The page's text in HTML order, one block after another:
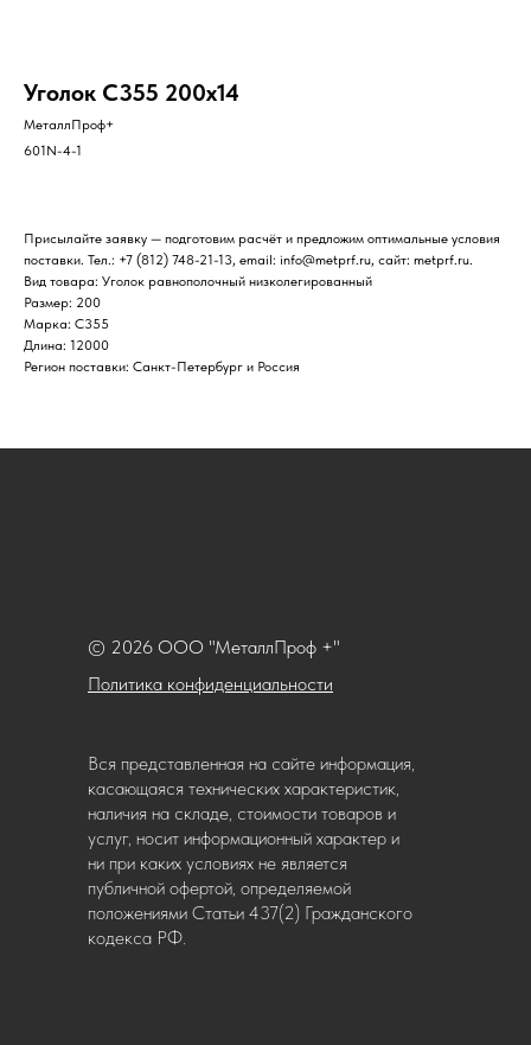
Уголок С355 200х14
МеталлПроф+
601N-4-1
Присылайте заявку — подготовим расчёт и предложим оптимальные условия
поставки. Тел.: +7 (812) 748-21-13, email: info@metprf.ru, сайт: metprf.ru.
Вид товара: Уголок равнополочный низколегированный
Размер: 200
Марка: С355
Длина: 12000
Регион поставки: Санкт-Петербург и Россия
Политика конфиденциальности
© 2026 ООО "МеталлПроф +"
Вся представленная на сайте информация,
касающаяся технических характеристик,
наличия на складе, стоимости товаров и
услуг, носит информационный характер и
ни при каких условиях не является
публичной офертой, определяемой
положениями Статьи 437(2) Гражданского
кодекса РФ.